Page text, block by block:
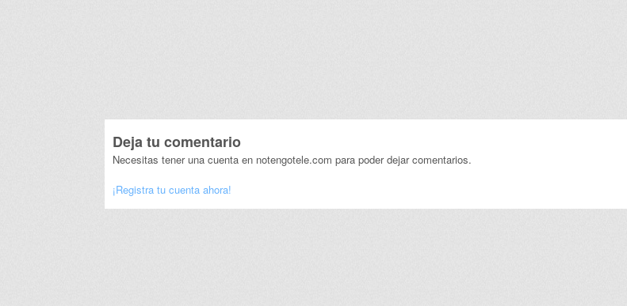
Deja tu comentario
Necesitas tener una cuenta en notengotele.com para poder dejar comentarios.
¡Registra tu cuenta ahora!